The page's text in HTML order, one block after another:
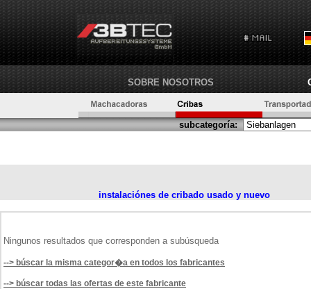
SOBRE NOSOTROS
subcategoría:
instalaciónes de cribado usado y nuevo
Ningunos resultados que corresponden a subúsqueda
--> búscar la misma categor�a en todos los fabricantes
--> búscar todas las ofertas de este fabricante